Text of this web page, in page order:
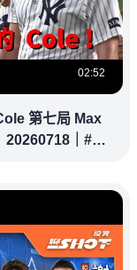
02:52
第七局 Max
20260718｜#洛